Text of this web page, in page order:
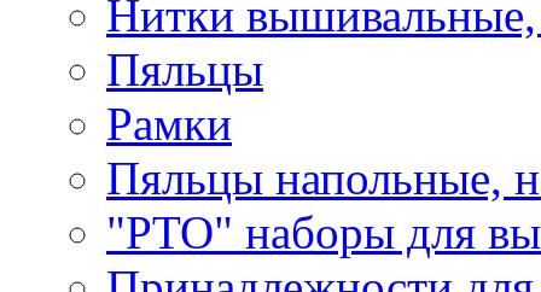
Нитки
Пяльцы
Рамки
Пяльцы напольные,
"РТО" наборы для